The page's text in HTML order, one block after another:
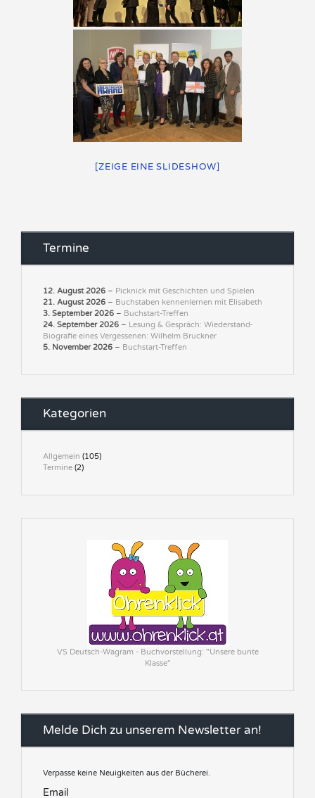
[ZEIGE EINE SLIDESHOW]
Termine
12. August 2026 – Picknick mit Geschichten und Spielen
21. August 2026 – Buchstaben kennenlernen mit Elisabeth
3. September 2026 – Buchstart-Treffen
24. September 2026 – Lesung & Gespräch: Wiederstand-
Biografie eines Vergessenen: Wilhelm Bruckner
5. November 2026 – Buchstart-Treffen
Kategorien
Allgemein (105)
Termine (2)
VS Deutsch-Wagram - Buchvorstellung: "Unsere bunte
Klasse"
Melde Dich zu unserem Newsletter an!
Verpasse keine Neuigkeiten aus der Bücherei.
Email